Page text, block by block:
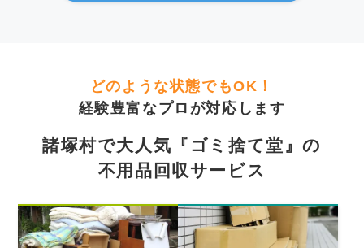
どのような状態でもOK！
経験豊富なプロが対応します
諸塚村で大人気『ゴミ捨て堂』の
不用品回収サービス